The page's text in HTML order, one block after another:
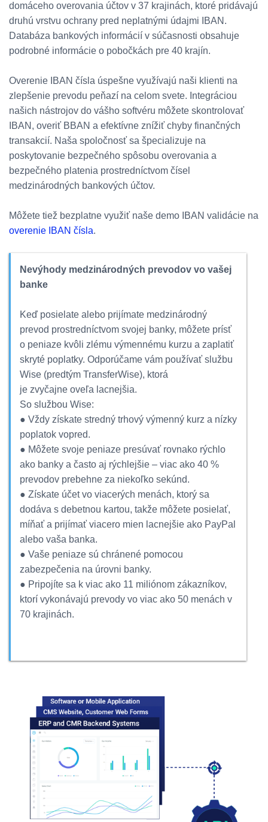
domáceho overovania účtov v 37 krajinách, ktoré pridávajú
druhú vrstvu ochrany pred neplatnými údajmi IBAN.
Databáza bankových informácií v súčasnosti obsahuje
podrobné informácie o pobočkách pre 40 krajín.
Overenie IBAN čísla úspešne využívajú naši klienti na
zlepšenie prevodu peňazí na celom svete. Integráciou
našich nástrojov do vášho softvéru môžete skontrolovať
IBAN, overiť BBAN a efektívne znížiť chyby finančných
transakcií. Naša spoločnosť sa špecializuje na
poskytovanie bezpečného spôsobu overovania a
bezpečného platenia prostredníctvom čísel
medzinárodných bankových účtov.
Môžete tiež bezplatne využiť naše demo IBAN validácie na
overenie IBAN čísla.
Nevýhody medzinárodných prevodov vo vašej
banke
Keď posielate alebo prijímate medzinárodný
prevod prostredníctvom svojej banky, môžete prísť
o peniaze kvôli zlému výmennému kurzu a zaplatiť
skryté poplatky. Odporúčame vám používať službu
Wise (predtým TransferWise), ktorá
je zvyčajne oveľa lacnejšia.
So službou Wise:
● Vždy získate stredný trhový výmenný kurz a nízky
poplatok vopred.
● Môžete svoje peniaze presúvať rovnako rýchlo
ako banky a často aj rýchlejšie – viac ako 40 %
prevodov prebehne za niekoľko sekúnd.
● Získate účet vo viacerých menách, ktorý sa
dodáva s debetnou kartou, takže môžete posielať,
míňať a prijímať viacero mien lacnejšie ako PayPal
alebo vaša banka.
● Vaše peniaze sú chránené pomocou
zabezpečenia na úrovni banky.
● Pripojíte sa k viac ako 11 miliónom zákazníkov,
ktorí vykonávajú prevody vo viac ako 50 menách v
70 krajinách.